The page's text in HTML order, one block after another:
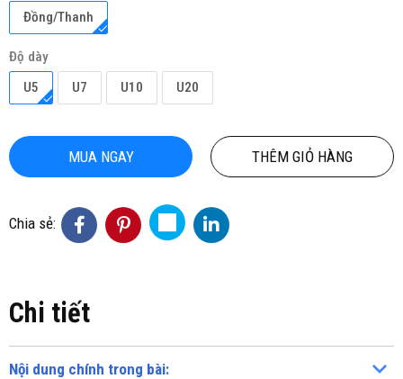
Đồng/Thanh
Độ dày
U5
U7 U10 U20
MUA NGAY THÊM GIỎ HÀNG
Chia sẻ:
Chi tiết
Nội dung chính trong bài: